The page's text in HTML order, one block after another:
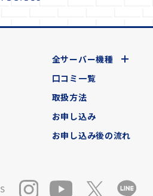
全サーバー機種
口コミ一覧
取扱方法
お申し込み
お申し込み後の流れ